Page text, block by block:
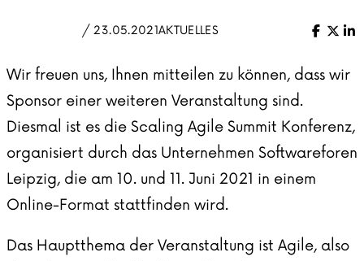
/ 23.05.2021AKTUELLES
X
Wir freuen uns, Ihnen mitteilen zu können, dass wir
Sponsor einer weiteren Veranstaltung sind.
Diesmal ist es die Scaling Agile Summit Konferenz,
organisiert durch das Unternehmen Softwareforen
Leipzig, die am 10. und 11. Juni 2021 in einem
Online-Format stattfinden wird.
Das Hauptthema der Veranstaltung ist Agile, also